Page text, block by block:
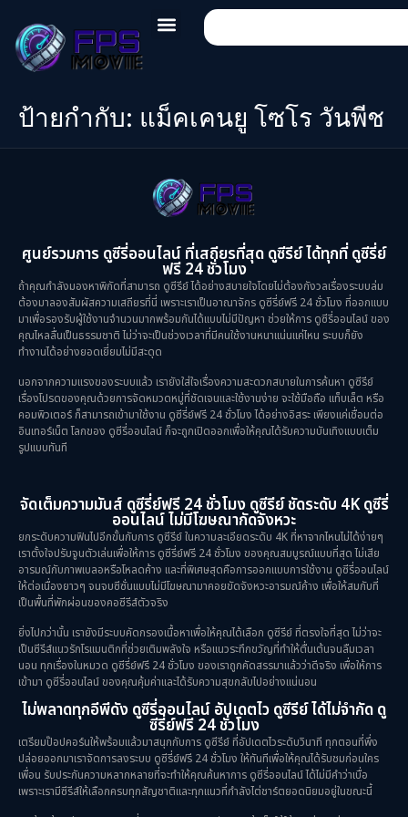
ป้ายกำกับ: แม็คเคนยู โซโร วันพีช
ศูนย์รวมการ ดูซีรี่ออนไลน์ ที่เสถียรที่สุด ดูซีรีย์ ได้ทุกที่ ดูซีรี่ย์
ฟรี 24 ชั่วโมง
ถ้าคุณกำลังมองหาพิกัดที่สามารถ ดูซีรีย์ ได้อย่างสบายใจโดยไม่ต้องกังวลเรื่องระบบล่ม
ต้องมาลองสัมผัสความเสถียรที่นี่ เพราะเราเป็นอาณาจักร ดูซีรี่ย์ฟรี 24 ชั่วโมง ที่ออกแบบ
มาเพื่อรองรับผู้ใช้งานจำนวนมากพร้อมกันได้แบบไม่มีปัญหา ช่วยให้การ ดูซีรี่ออนไลน์ ของ
คุณไหลลื่นเป็นธรรมชาติ ไม่ว่าจะเป็นช่วงเวลาที่มีคนใช้งานหนาแน่นแค่ไหน ระบบก็ยัง
ทำงานได้อย่างยอดเยี่ยมไม่มีสะดุด
นอกจากความแรงของระบบแล้ว เรายังใส่ใจเรื่องความสะดวกสบายในการค้นหา ดูซีรีย์
เรื่องโปรดของคุณด้วยการจัดหมวดหมู่ที่ชัดเจนและใช้งานง่าย จะใช้มือถือ แท็บเล็ต หรือ
คอมพิวเตอร์ ก็สามารถเข้ามาใช้งาน ดูซีรี่ย์ฟรี 24 ชั่วโมง ได้อย่างอิสระ เพียงแค่เชื่อมต่อ
อินเทอร์เน็ต โลกของ ดูซีรี่ออนไลน์ ก็จะถูกเปิดออกเพื่อให้คุณได้รับความบันเทิงแบบเต็ม
รูปแบบทันที
จัดเต็มความมันส์ ดูซีรี่ย์ฟรี 24 ชั่วโมง ดูซีรีย์ ชัดระดับ 4K ดูซีรี่
ออนไลน์ ไม่มีโฆษณากัดจังหวะ
ยกระดับความฟินไปอีกขั้นกับการ ดูซีรีย์ ในความละเอียดระดับ 4K ที่หาจากไหนไม่ได้ง่ายๆ
เราตั้งใจปรับจูนตัวเล่นเพื่อให้การ ดูซีรี่ย์ฟรี 24 ชั่วโมง ของคุณสมบูรณ์แบบที่สุด ไม่เสีย
อารมณ์กับภาพเบลอหรือโหลดค้าง และที่พิเศษสุดคือการออกแบบการใช้งาน ดูซีรี่ออนไลน์
ให้ต่อเนื่องยาวๆ จนจบซีซั่นแบบไม่มีโฆษณามาคอยขัดจังหวะอารมณ์ค้าง เพื่อให้สมกับที่
เป็นพื้นที่พักผ่อนของคอซีรีส์ตัวจริง
ยิ่งไปกว่านั้น เรายังมีระบบคัดกรองเนื้อหาเพื่อให้คุณได้เลือก ดูซีรีย์ ที่ตรงใจที่สุด ไม่ว่าจะ
เป็นซีรีส์แนวรักโรแมนติกที่ช่วยเติมพลังใจ หรือแนวระทึกขวัญที่ทำให้ตื่นเต้นจนลืมเวลา
นอน ทุกเรื่องในหมวด ดูซีรี่ย์ฟรี 24 ชั่วโมง ของเราถูกคัดสรรมาแล้วว่าดีจริง เพื่อให้การ
เข้ามา ดูซีรี่ออนไลน์ ของคุณคุ้มค่าและได้รับความสุขกลับไปอย่างแน่นอน
ไม่พลาดทุกอีพีดัง ดูซีรี่ออนไลน์ อัปเดตไว ดูซีรีย์ ได้ไม่จำกัด ดู
ซีรี่ย์ฟรี 24 ชั่วโมง
เตรียมป๊อปคอร์นให้พร้อมแล้วมาสนุกกับการ ดูซีรีย์ ที่อัปเดตไวระดับวินาที ทุกตอนที่พึ่ง
ปล่อยออกมาเราจัดการลงระบบ ดูซีรี่ย์ฟรี 24 ชั่วโมง ให้ทันทีเพื่อให้คุณได้รับชมก่อนใคร
เพื่อน รับประกันความหลากหลายที่จะทำให้คุณค้นหาการ ดูซีรี่ออนไลน์ ได้ไม่มีคำว่าเบื่อ
เพราะเรามีซีรีส์ให้เลือกครบทุกสัญชาติและทุกแนวที่กำลังไต่ชาร์ตยอดนิยมอยู่ในขณะนี้